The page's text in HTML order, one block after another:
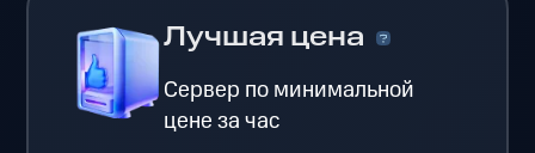
Лучшая цена
Сервер по минимальной
цене за час